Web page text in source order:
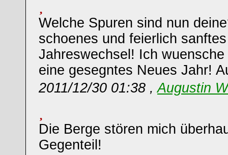
Welche Spuren sind nun
schoenes und feierlich
Jahreswechsel! Ich
eine gesegntes Neues Jahr!
2011/12/30 01:38 ,Augustin
Die Berge stören mich
Gegenteil!